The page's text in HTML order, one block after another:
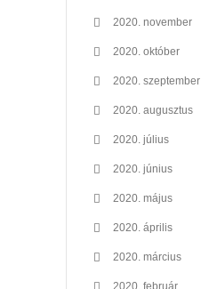
2020. november
2020. október
2020. szeptember
2020. augusztus
2020. július
2020. június
2020. május
2020. április
2020. március
2020. február